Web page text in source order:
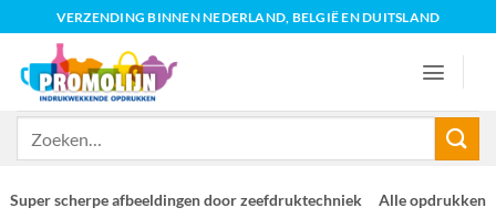
naar
inhoud
VERZENDING BINNEN NEDERLAND, BELGIË EN DUITSLAND
Super scherpe afbeeldingen door zeefdruktechniek Alle opdrukken